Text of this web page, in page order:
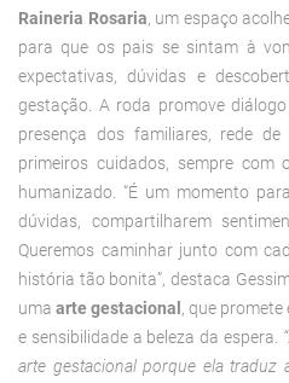
Raineria Rosaria, um espaço
para que os pais se sintam à
expectativas, dúvidas e
gestação.
A roda promove
presença dos familiares, rede
primeiros cuidados, sempre com
humanizado. “É um momento
dúvidas, compartilharem
Queremos caminhar junto com
história tão bonita”, destaca
uma arte gestacional, que
e sensibilidade a beleza da espera.
arte gestacional porque ela traduz